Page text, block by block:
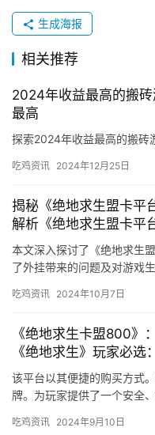
生成海报
相关推荐
2024年收益最高的搬
最高
探索2024年收益最高的搬砖
吃鸡资讯 2024年12月25日
揭秘《绝地求生盟卡平
解析《绝地求生盟卡平
本文深入探讨了《绝地求生
了外挂带来的问题及对游戏
吃鸡资讯 2024年10月7日
《绝地求生卡盟800》
《绝地求生》玩家必
该平台以其便捷的购买方式
牌。为玩家提供了一个安全
吃鸡资讯 2024年9月10日